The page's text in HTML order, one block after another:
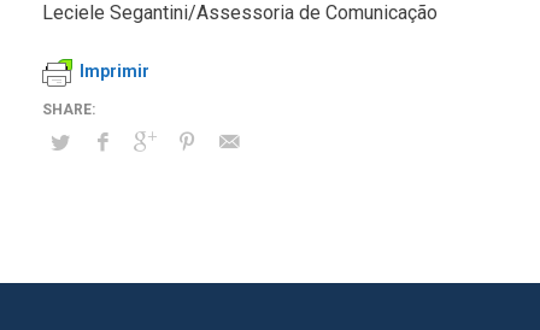
Leciele Segantini/Assessoria de Comunicação
Imprimir